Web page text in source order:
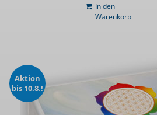
In den
Warenkorb
Aktion
bis 10.8.!